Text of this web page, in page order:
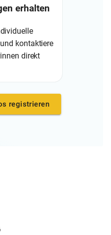
erhalten
kontaktiere
direkt
registrieren